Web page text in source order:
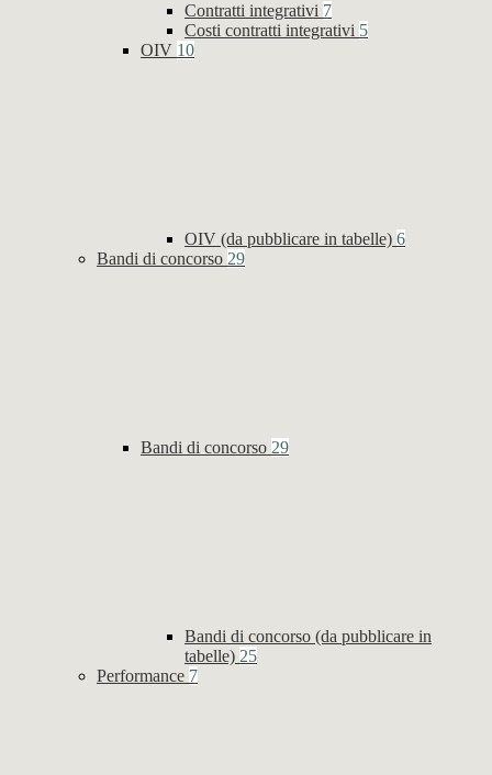
Contratti integrativi 7
Costi contratti integrativi 5
OIV 10
OIV (da pubblicare in tabelle) 6
Bandi di concorso 29
Bandi di concorso 29
Bandi di concorso (da pubblicare in
tabelle) 25
Performance 7